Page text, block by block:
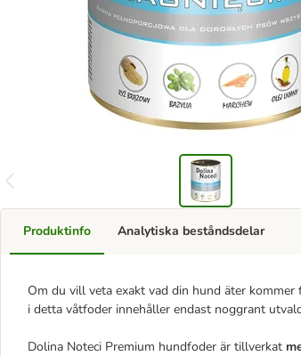
Produktinfo
Om du vill veta exakt vad din hund äter
i detta våtfoder innehåller endast noggrant
Dolina Noteci Premium hundfoder är tillverkat
Analytiska beståndsdelar